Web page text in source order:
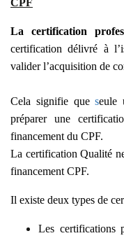
CPF
La certification
certification délivré à
valider l’acquisition de
Cela signifie queseule
préparer une
financement du CPF.
La certification Qualité
financement CPF.
Il existe deux types de
Les certifications